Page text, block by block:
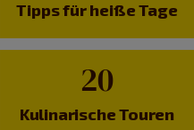
Tipps für heiße Tage
20
Kulinarische Touren